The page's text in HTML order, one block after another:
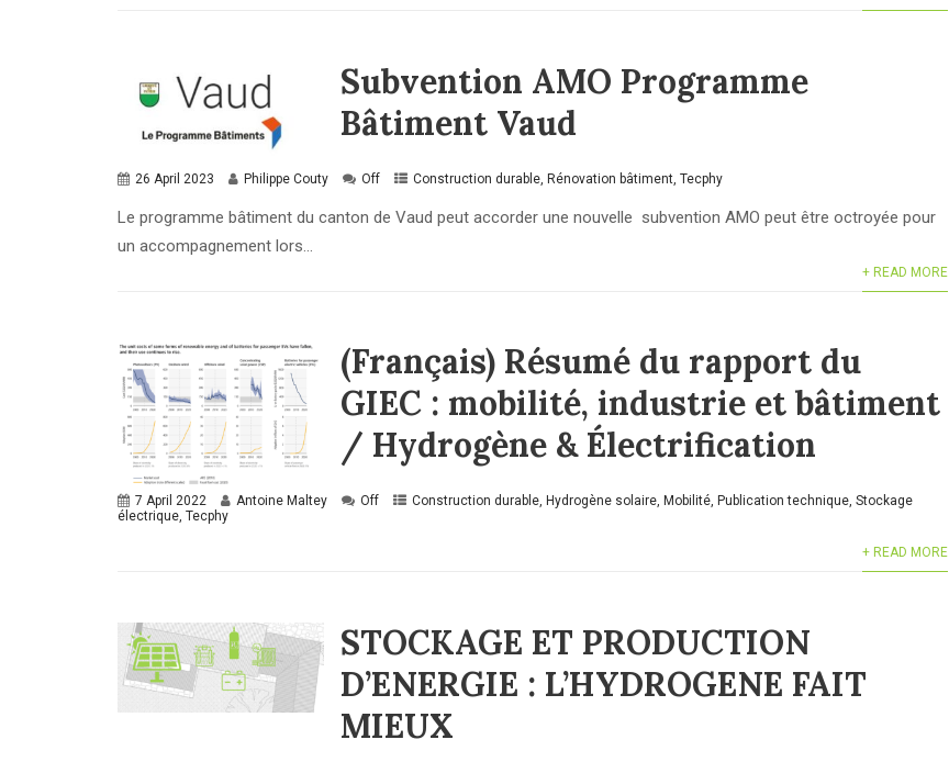
Subvention AMO Programme
Bâtiment Vaud
26 April 2023 Philippe Couty Off Construction durable Rénovation bâtiment Tecphy
Le programme bâtiment du canton de Vaud peut accorder une nouvelle subvention AMO peut être octroyée pour
un accompagnement lors...
+ READ MORE
(Français) Résumé du rapport du
GIEC : mobilité, industrie et bâtiment
/ Hydrogène & Électrification
7 April 2022 Antoine Maltey Off Construction durable, Hydrogène solaire, Mobilité, Publication technique, Stockage
électrique, Tecphy
+ READ MORE
STOCKAGE ET PRODUCTION
D’ENERGIE : L’HYDROGENE FAIT
MIEUX